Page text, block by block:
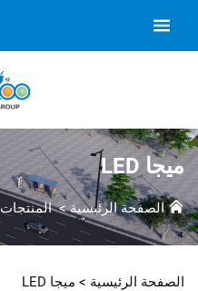
ميجا LED
الصفحة الرئيسية>المنتجات
الصفحة الرئيسية > ميجا LED